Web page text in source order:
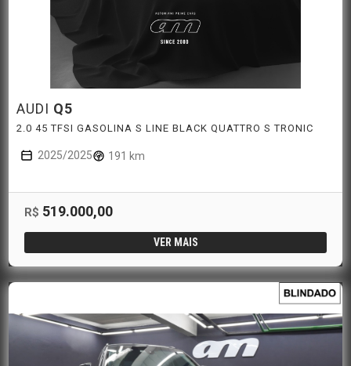
AUDI Q5
2.0 45 TFSI GASOLINA S LINE BLACK QUATTRO S TRONIC
2025/2025 191 km
R$ 519.000,00
VER MAIS